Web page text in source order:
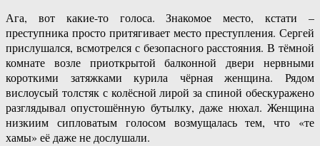
Ага, вот какие-то голоса. Знакомое место, кстати –
преступника просто притягивает место преступления. Сергей
прислушался, всмотрелся с безопасного расстояния. В тёмной
комнате возле приоткрытой балконной двери нервными
короткими затяжками курила чёрная женщина. Рядом
вислоусый толстяк с колёсной лирой за спиной обескуражено
разглядывал опустошённую бутылку, даже нюхал. Женщина
низкиим сипловатым голосом возмущалась тем, что «те
хамы» её даже не дослушали.